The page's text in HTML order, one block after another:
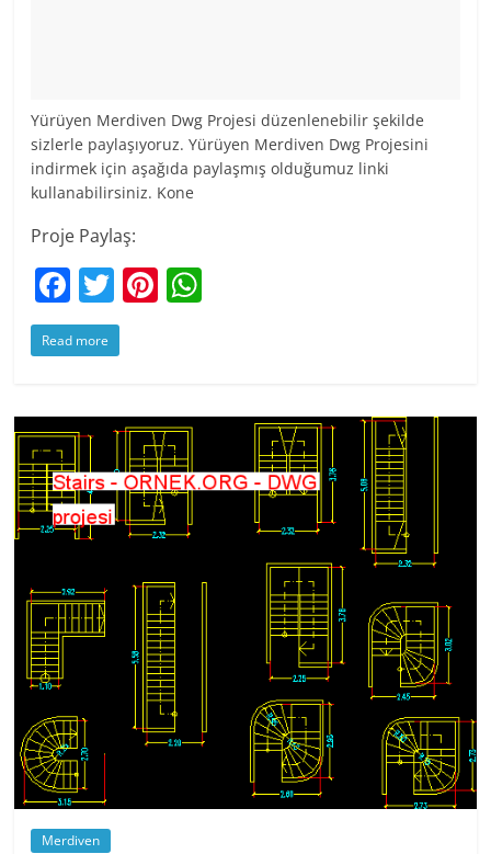
Yürüyen Merdiven Dwg Projesi düzenlenebilir şekilde
sizlerle paylaşıyoruz. Yürüyen Merdiven Dwg Projesini
indirmek için aşağıda paylaşmış olduğumuz linki
kullanabilirsiniz. Kone
Proje Paylaş:
F
a
c
b
o
o
k
T
w
itt
Pi
st A
p
p
Read more
Merdiven